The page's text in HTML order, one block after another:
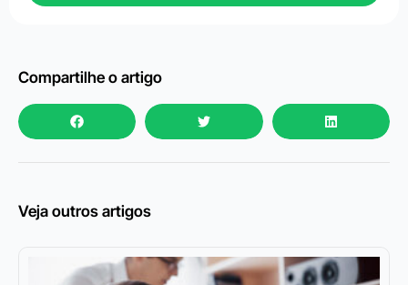
Compartilhe o artigo
Veja outros artigos